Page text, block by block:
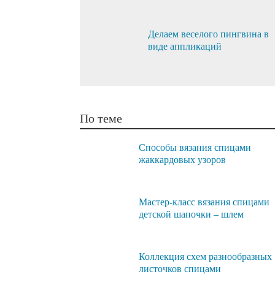
Делаем веселого пингвина в
виде аппликаций
По теме
Способы вязания спицами
жаккардовых узоров
Мастер-класс вязания спицами
детской шапочки – шлем
Коллекция схем разнообразных
листочков спицами